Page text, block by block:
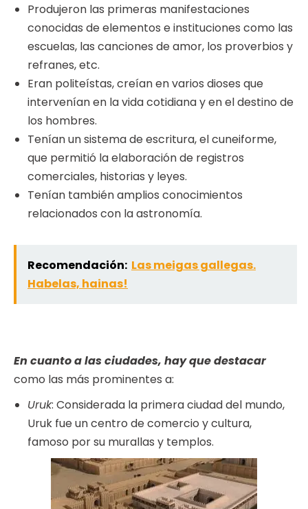
Produjeron las primeras manifestaciones
conocidas de elementos e instituciones como las
escuelas, las canciones de amor, los proverbios y
refranes, etc.
Eran politeístas, creían en varios dioses que
intervenían en la vida cotidiana y en el destino de
los hombres.
Tenían un sistema de escritura, el cuneiforme,
que permitió la elaboración de registros
comerciales, historias y leyes.
Tenían también amplios conocimientos
relacionados con la astronomía.
Recomendación: Las meigas gallegas.
Habelas, hainas!
En cuanto a las ciudades, hay que destacar
como las más prominentes a:
Uruk: Considerada la primera ciudad del mundo,
Uruk fue un centro de comercio y cultura,
famoso por su murallas y templos.